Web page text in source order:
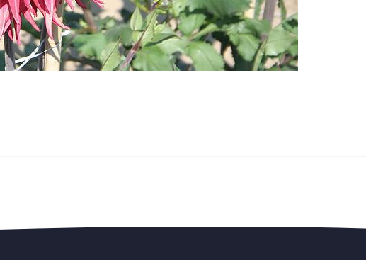
ledengedeelte — en steun de vereniging.